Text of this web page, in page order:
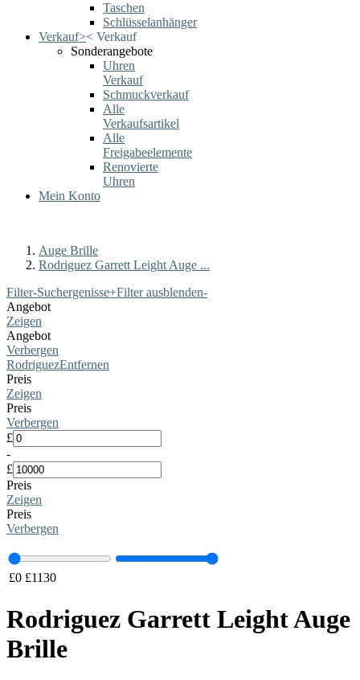
Taschen
Schlüsselanhänger
Verkauf>< Verkauf
Sonderangebote
Uhren
Verkauf
Schmuckverkauf
Alle
Verkaufsartikel
Alle
Freigabeelemente
Renovierte
Uhren
Mein Konto
Auge Brille
Rodriguez Garrett Leight Auge ...
Filter-Suchergenisse+Filter ausblenden-
Angebot
Zeigen
Angebot
Verbergen
RodriguezEntfernen
Preis
Zeigen
Preis
Verbergen
£
-
£
Preis
Zeigen
Preis
Verbergen
£0 £1130
Rodriguez Garrett Leight Auge
Brille